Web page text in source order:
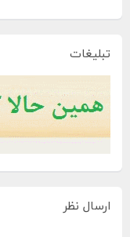
تبلیغات
ارسال نظر